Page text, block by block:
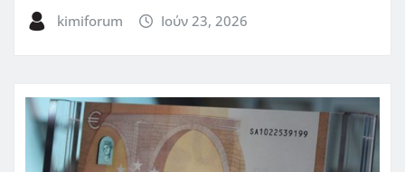
kimiforum Ιούν 23, 2026